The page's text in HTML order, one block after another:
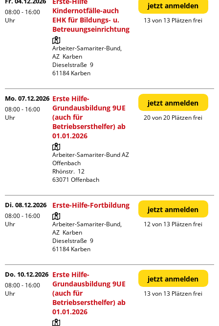
08:00 - 16:00
Uhr
Kindernotfälle-auch
EHK für Bildungs- u.
Betreuungseinrichtung
Arbeiter-Samariter-Bund,
AZ  Karben
Dieselstraße  9
jetzt anmelden
13 von 13 Plätzen frei
Mo. 07.12.2026
08:00 - 16:00
Uhr
Erste Hilfe-
Grundausbildung 9UE
(auch für
Betriebsersthelfer) ab
01.01.2026
Arbeiter-Samariter-Bund AZ
Offenbach
Rhönstr.  12
jetzt anmelden
20 von 20 Plätzen frei
Di. 08.12.2026
08:00 - 16:00
Uhr
Erste-Hilfe-Fortbildung
Arbeiter-Samariter-Bund,
AZ  Karben
Dieselstraße  9
jetzt anmelden
12 von 13 Plätzen frei
Do. 10.12.2026
08:00 - 16:00
Uhr
Erste Hilfe-
Grundausbildung 9UE
(auch für
Betriebsersthelfer) ab
01.01.2026
jetzt anmelden
13 von 13 Plätzen frei